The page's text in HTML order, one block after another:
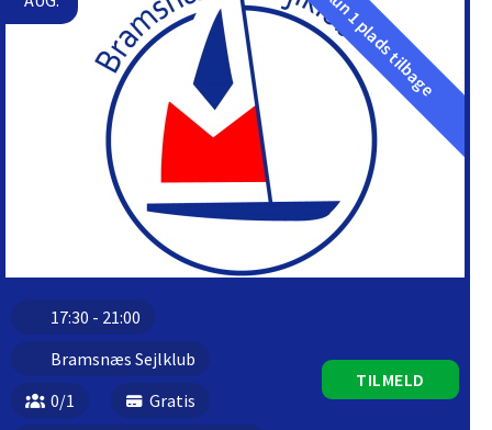
Kun 1 plads tilbage
17:30 - 21:00
Bramsnæs Sejlklub
0/1
Gratis
TILMELD